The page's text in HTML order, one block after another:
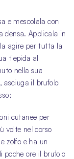
e mescolala con
densa. Applicala in
agire per tutta la
tiepida al
nella sua
asciuga il brufolo
cutanee per
volte nel corso
zolfo e ha un
poche ore il brufolo